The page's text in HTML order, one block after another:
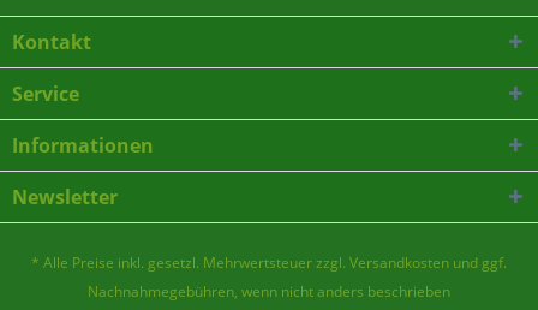
Kontakt
Service
Informationen
Newsletter
* Alle Preise inkl. gesetzl. Mehrwertsteuer zzgl. Versandkosten und ggf.
Nachnahmegebühren, wenn nicht anders beschrieben